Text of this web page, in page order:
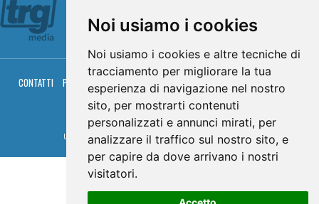
Noi usiamo i cookies
Noi usiamo i cookies e altre tecniche di
tracciamento per migliorare la tua
esperienza di navigazione nel nostro
sito, per mostrarti contenuti
personalizzati e annunci mirati, per
analizzare il traffico sul nostro sito, e
per capire da dove arrivano i nostri
visitatori.
CONTATTI PRIVACY COOKIES PALINSESTO DIRETTA TV
DIRETTA RADIO
RGM HITRADIO
© TRG Media 2005-2026
Umbria Televisioni s.r.l. - P.I.00496230541 - www.trgmedia.it- Powered by